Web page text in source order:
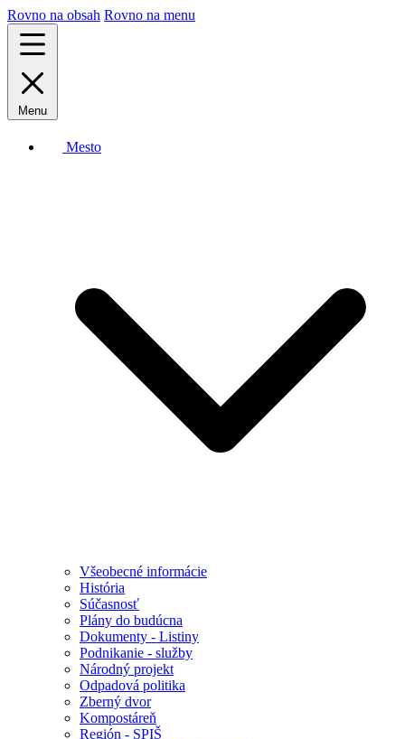
Rovno na obsah Rovno na menu
Menu
Mesto
Všeobecné informácie
História
Súčasnosť
Plány do budúcna
Dokumenty - Listiny
Podnikanie - služby
Národný projekt
Odpadová politika
Zberný dvor
Kompostáreň
Región - SPIŠ